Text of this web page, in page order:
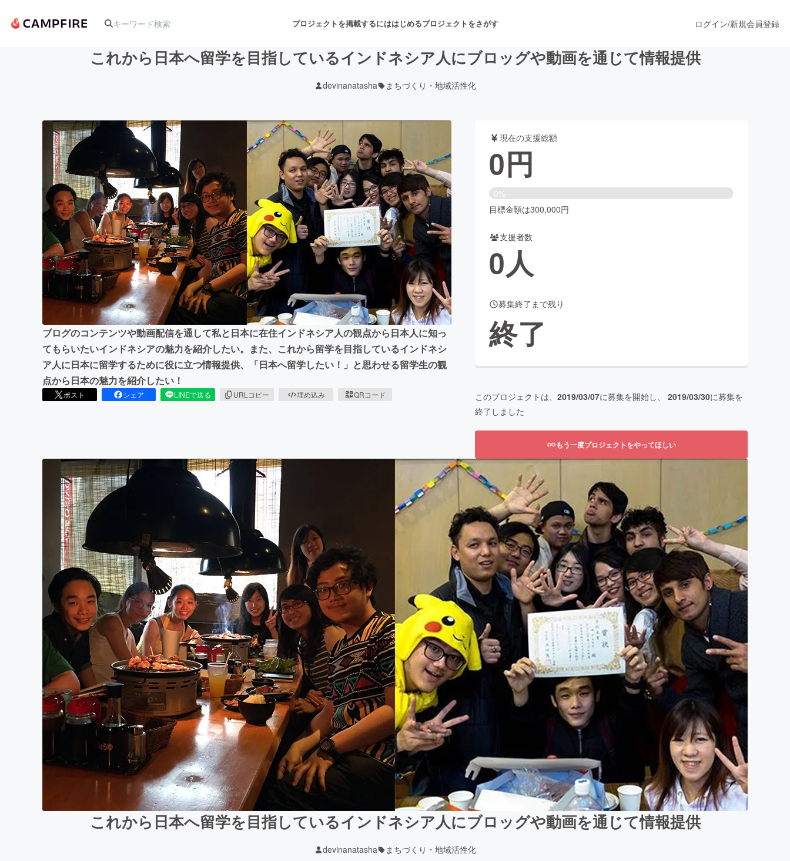
プロジェクトを掲載するにははじめるプロジェクトをさがす
アート・写真 舞台・パフォーマンス
テクノロジー・ガジェット ゲーム・サービス開発 フード・飲食店
映像・映画 書籍・雑誌出版 アニメ・漫画
ビジネス・起業 チャレンジ ビューティー・ヘルスケア
まちづくり・地域活性化
CAMPFIRE for Social GoodCAMPFIRE Creation
CAMPFIREふるさと納税machi-yaコミュニティ
ログイン/新規会員登録
これから日本へ留学を目指しているインドネシア人にブロッグや動画を通じて情報提供
devinanatasha まちづくり・地域活性化
ブログのコンテンツや動画配信を通して私と日本に在住インドネシア人の観点から日本人に知っ
てもらいたいインドネシアの魅力を紹介したい。また、これから留学を目指しているインドネシ
ア人に日本に留学するために役に立つ情報提供、「日本へ留学したい！」と思わせる留学生の観
点から日本の魅力を紹介したい！
ポスト シェア LINEで送る URLコピー 埋め込み QRコード
現在の支援総額
0円
0%
目標金額は300,000円
支援者数
0人
募集終了まで残り
終了
このプロジェクトは、 2019/03/07に募集を開始し、 2019/03/30に募集を
終了しました
もう一度プロジェクトをやってほしい
これから日本へ留学を目指しているインドネシア人にブロッグや動画を通じて情報提供
devinanatasha まちづくり・地域活性化